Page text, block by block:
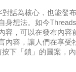
話為核心，也能發
身想法。如今
容，可以在發布內容
內容，讓人們在享受
下「鎖」的圖案，